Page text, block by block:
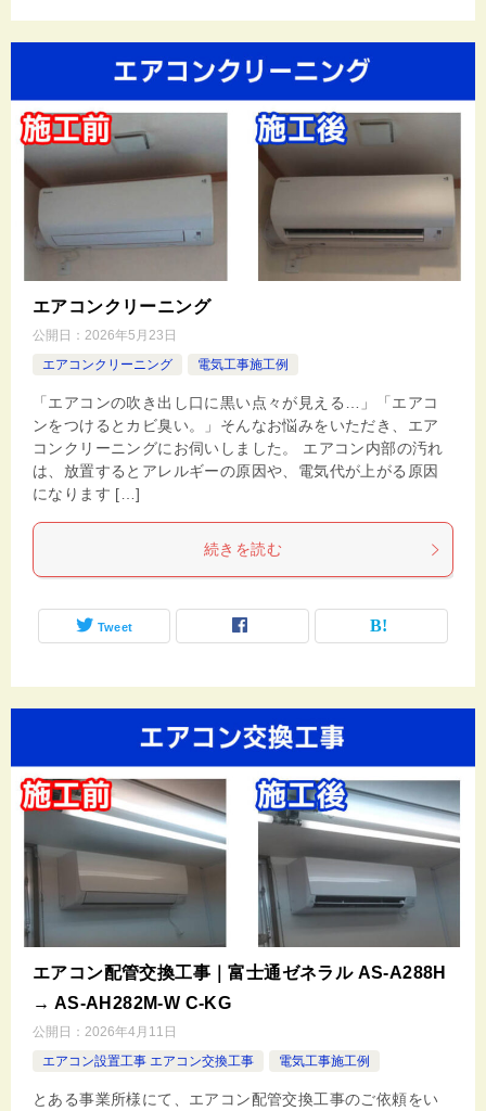
エアコンクリーニング
公開日： 2026年5月23日
エアコンクリーニング
電気工事施工例
「エアコンの吹き出し口に黒い点々が見える…」「エアコ
ンをつけるとカビ臭い。」そんなお悩みをいただき、エア
コンクリーニングにお伺いしました。 エアコン内部の汚れ
は、放置するとアレルギーの原因や、電気代が上がる原因
になります […]
続きを読む
Tweet
エアコン配管交換工事｜富士通ゼネラル AS-A288H
→ AS-AH282M-W C-KG
公開日： 2026年4月11日
エアコン設置工事 エアコン交換工事
電気工事施工例
とある事業所様にて、エアコン配管交換工事のご依頼をい